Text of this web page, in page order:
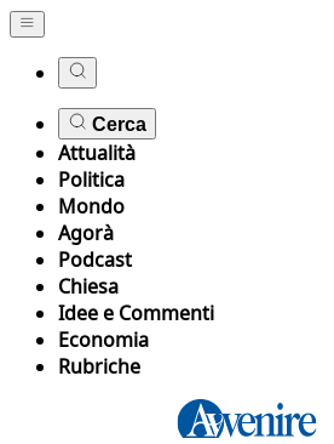
Cerca
Attualità
Politica
Mondo
Agorà
Podcast
Chiesa
Idee e Commenti
Economia
Rubriche